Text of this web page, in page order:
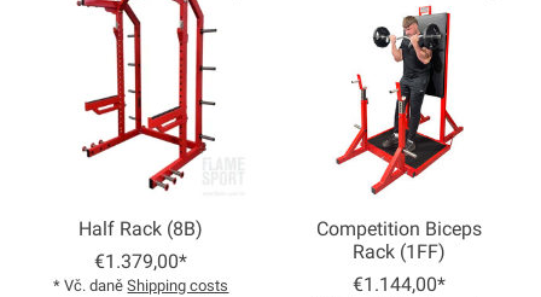
Half Rack (8B)
€1.379,00*
* Vč. daněShipping costs
Competition Biceps
Rack (1FF)
€1.144,00*